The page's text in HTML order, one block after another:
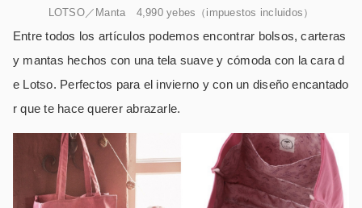
LOTSO／Manta 4,990 yebes（impuestos incluidos）
Entre todos los artículos podemos encontrar bolsos, carteras
y mantas hechos con una tela suave y cómoda con la cara d
e Lotso. Perfectos para el invierno y con un diseño encantado
r que te hace querer abrazarle.